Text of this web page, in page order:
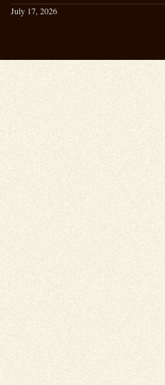
July 17, 2026